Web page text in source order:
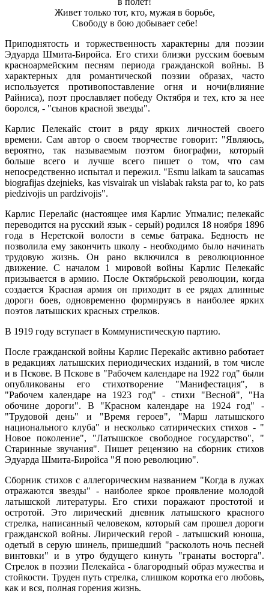
Живет только тот, кто, мужая в борьбе,
Свободу в бою добывает себе!
Приподнятость и торжественность характерны для поэзии
Эдуарда Шмита-Биройса. Его стихи близки русским боевым
красноармейским песням периода гражданской войны. В
характерных для романтической поэзии образах, часто
используется противопоставление огня и ночи(влияние
Райниса), поэт прославляет победу Октября и тех, кто за нее
боролся, - "сынов красной звезды".
Карлис Пелекайс стоит в ряду ярких личностей своего
времени. Сам автор о своем творчестве говорит: "Являюсь,
вероятно, так называемым поэтом биографии, который
больше всего и лучше всего пишет о том, что сам
непосредственно испытал и пережил. "Esmu laikam ta saucamas
biografijas dzejnieks, kas visvairak un vislabak raksta par to, ko pats
piedzivojis un pardzivojis".
Карлис Перелайс (настоящее имя Карлис Упмалис; пелекайс
переводится на русский язык - серый) родился 18 ноября 1896
года в Неретской волости в семье батрака. Бедность не
позволила ему закончить школу - необходимо было начинать
трудовую жизнь. Он рано включился в революционное
движение. С началом 1 мировой войны Карлис Пелекайс
призывается в армию. После Октябрьской революции, когда
создается Красная армия он приходит в ее рядах длинные
дороги боев, одновременно формируясь в наиболее ярких
поэтов латышских красных стрелков.
В 1919 году вступает в Коммунистическую партию.
После гражданской войны Карлис Перекайс активно работает
в редакциях латышских периодических изданий, в том числе
и в Пскове. В Пскове в "Рабочем календаре на 1922 год" были
опубликованы его стихотворение "Манифестация", в
"Рабочем календаре на 1923 год" - стихи "Весной", "На
обочине дороги". В "Красном календаре на 1924 год" -
"Трудовой день" и "Время героев", "Марш латышского
национального клуба" и несколько сатирических стихов - "
Новое поколение", "Латышское свободное государство", "
Старинные звучания". Пишет рецензию на сборник стихов
Эдуарда Шмита-Биройса "Я пою революцию".
Сборник стихов с аллегорическим названием "Когда в лужах
отражаются звезды" - наиболее яркое проявление молодой
латышской литературы. Его стихи поражают простотой и
остротой. Это лирический дневник латышского красного
стрелка, написанный человеком, который сам прошел дороги
гражданской войны. Лирический герой - латышский юноша,
одетый в серую шинель, пришедший "расколоть ночь песней
винтовки" и в утро будущего кинуть "гранаты восторга".
Стрелок в поэзии Пелекайса - благородный образ мужества и
стойкости. Труден путь стрелка, слишком коротка его любовь,
как и вся, полная горения жизнь.